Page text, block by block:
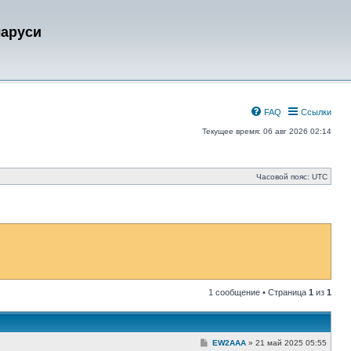
Ссылки
FAQ
Текущее время: 06 авг 2026 02:14
Часовой пояс: UTC
1 сообщение • Страница 1 из 1
СEW2AAA » 21 май 2025 05:55